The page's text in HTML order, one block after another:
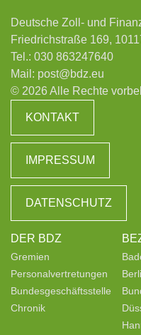
Deutsche Zoll- und
Friedrichstraße 169,
Tel.: 030 863247640
Mail: post@bdz.eu
© 2026 Alle Rechte
KONTAKT
IMPRESSUM
DATENSCHUTZ
DER BDZ
Gremien
Personalvertretungen
Bundesgeschäftsstelle
Chronik